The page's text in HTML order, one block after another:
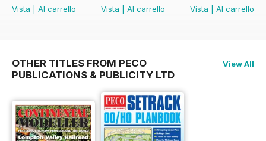
Vista
Al carrello
Vista
Al carrello
Vista
Al carrello
OTHER TITLES FROM PECO
PUBLICATIONS & PUBLICITY LTD
View All